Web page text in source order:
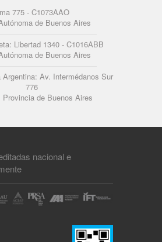
775 - C1073AAO
de Buenos Aires
Libertad 1340 - C1016ABB
de Buenos Aires
Av. Intermédanos Sur
776
Provincia de Buenos Aires
nacional e